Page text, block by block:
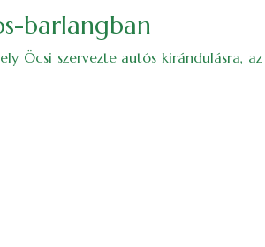
barlangban
Öcsi szervezte autós kirándulásra,